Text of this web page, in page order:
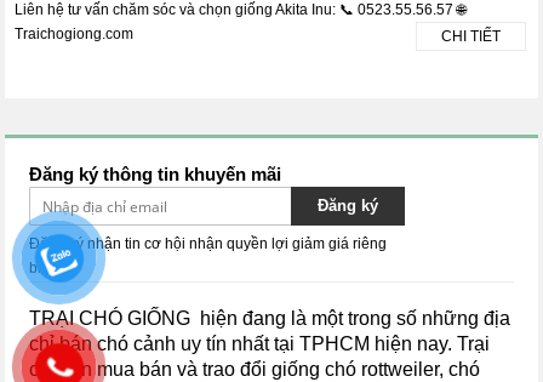
Liên hệ tư vấn chăm sóc và chọn giống Akita Inu: 📞 0523.55.56.57 🌐
Traichogiong.com
CHI TIẾT
Đăng ký thông tin khuyến mãi
Đăng ký
Đăng ký nhận tin cơ hội nhận quyền lợi giảm giá riêng
biệt.
TRẠI CHÓ GIỐNG hiện đang là một trong số những địa
chỉ bán chó cảnh uy tín nhất tại TPHCM hiện nay.Trại
chuyên mua bán và trao đổi giống chó rottweiler, chó